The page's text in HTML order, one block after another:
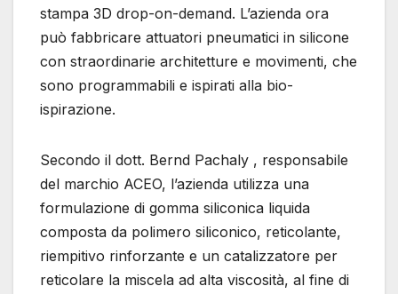
stampa 3D drop-on-demand. L’azienda ora
può fabbricare attuatori pneumatici in silicone
con straordinarie architetture e movimenti, che
sono programmabili e ispirati alla bio-
ispirazione.
Secondo il dott. Bernd Pachaly , responsabile
del marchio ACEO, l’azienda utilizza una
formulazione di gomma siliconica liquida
composta da polimero siliconico, reticolante,
riempitivo rinforzante e un catalizzatore per
reticolare la miscela ad alta viscosità, al fine di